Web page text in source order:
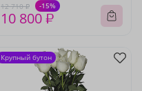
12 710 ₽ -15%
10 800 ₽
Крупный бутон